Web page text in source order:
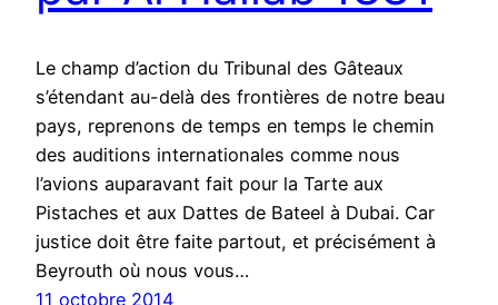
Le champ d’action du Tribunal des Gâteaux
s’étendant au-delà des frontières de notre beau
pays, reprenons de temps en temps le chemin
des auditions internationales comme nous
l’avions auparavant fait pour la Tarte aux
Pistaches et aux Dattes de Bateel à Dubai. Car
justice doit être faite partout, et précisément à
Beyrouth où nous vous…
11 octobre 2014